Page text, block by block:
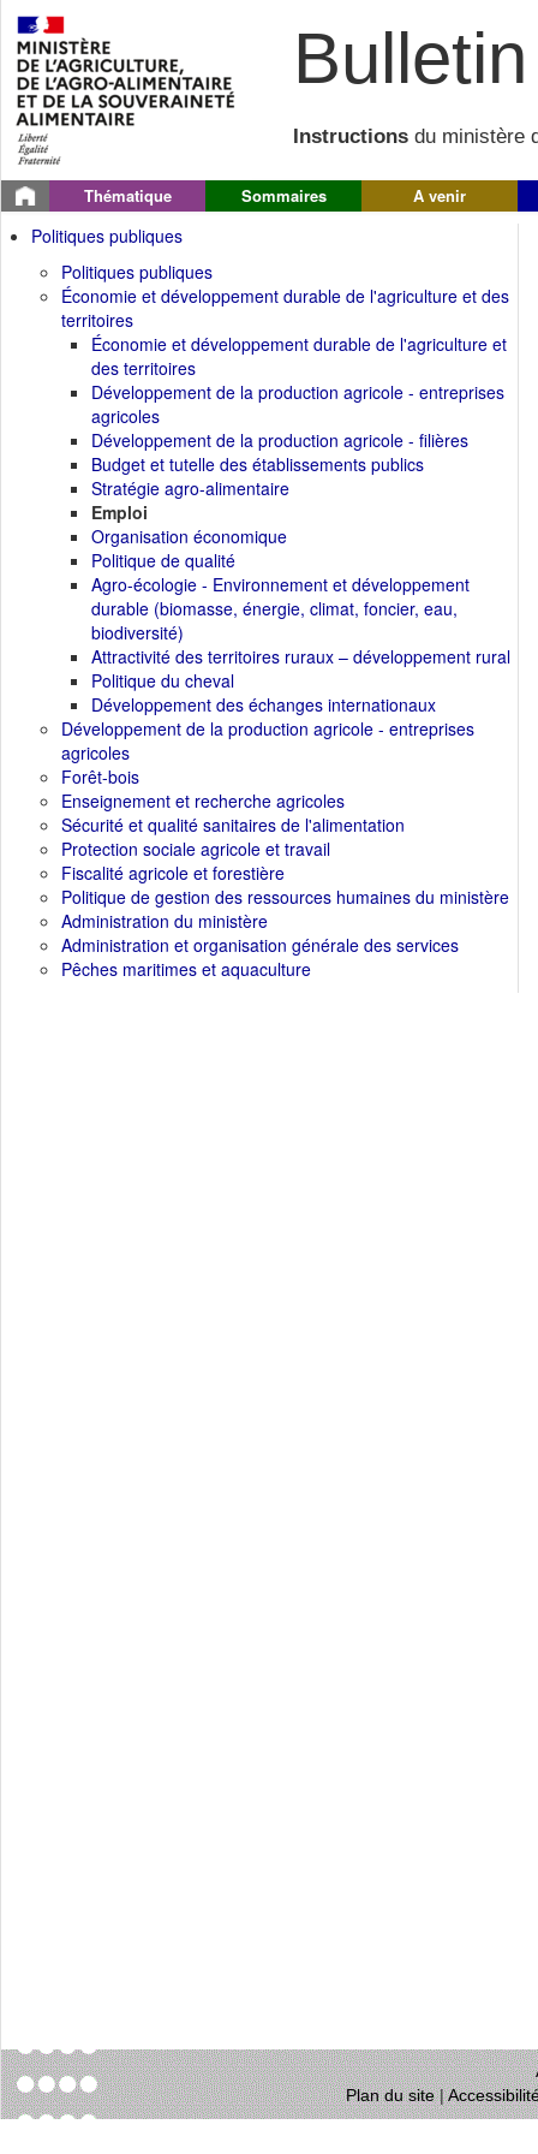
Instructions du ministère
Thématique Sommaires A venir
Politiques publiques
Politiques publiques
Économie et développement durable de l'agriculture et des
territoires
Économie et développement durable de l'agriculture et
des territoires
Développement de la production agricole - entreprises
agricoles
Développement de la production agricole - filières
Budget et tutelle des établissements publics
Stratégie agro-alimentaire
Emploi
Organisation économique
Politique de qualité
Agro-écologie - Environnement et développement
durable (biomasse, énergie, climat, foncier, eau,
biodiversité)
Attractivité des territoires ruraux – développement rural
Politique du cheval
Développement des échanges internationaux
Développement de la production agricole - entreprises
agricoles
Forêt-bois
Enseignement et recherche agricoles
Sécurité et qualité sanitaires de l'alimentation
Protection sociale agricole et travail
Fiscalité agricole et forestière
Politique de gestion des ressources humaines du ministère
Administration du ministère
Administration et organisation générale des services
Pêches maritimes et aquaculture
Plan du site|